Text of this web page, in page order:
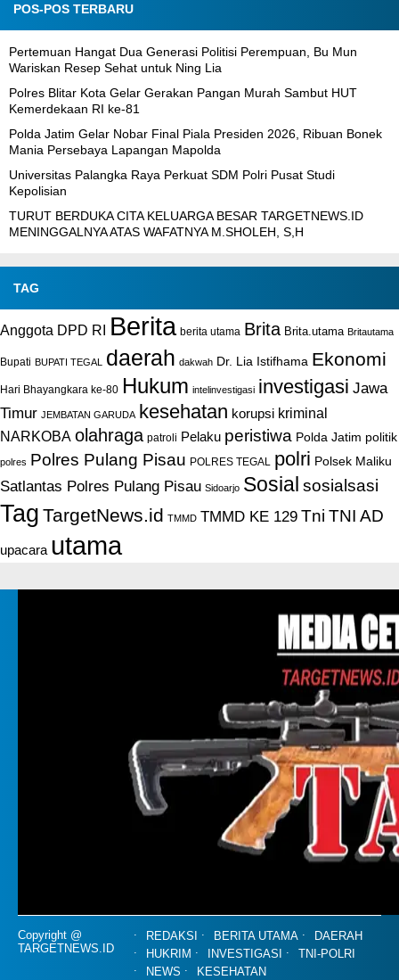
POS-POS TERBARU
Pertemuan Hangat Dua Generasi Politisi Perempuan, Bu Mun
Wariskan Resep Sehat untuk Ning Lia
Polres Blitar Kota Gelar Gerakan Pangan Murah Sambut HUT
Kemerdekaan RI ke-81
Polda Jatim Gelar Nobar Final Piala Presiden 2026, Ribuan Bonek
Mania Persebaya Lapangan Mapolda
Universitas Palangka Raya Perkuat SDM Polri Pusat Studi
Kepolisian
TURUT BERDUKA CITA KELUARGA BESAR TARGETNEWS.ID
MENINGGALNYA ATAS WAFATNYA M.SHOLEH, S,H
TAG
Anggota DPD RI Berita berita utama Brita Brita.utama Britautama
Bupati BUPATI TEGAL daerah dakwah Dr. Lia Istifhama Ekonomi
Hari Bhayangkara ke-80 Hukum intelinvestigasi investigasi Jawa
Timur JEMBATAN GARUDA kesehatan korupsi kriminal
NARKOBA olahraga patroli Pelaku peristiwa Polda Jatim politik
polres Polres Pulang Pisau POLRES TEGAL polri Polsek Maliku
Satlantas Polres Pulang Pisau Sidoarjo Sosial sosialsasi
Tag TargetNews.id TMMD TMMD KE 129 Tni TNI AD
upacara utama
Copyright @
TARGETNEWS.ID
REDAKSI BERITA UTAMA
DAERAH
HUKRIM
INVESTIGASI
TNI-POLRI
NEWS
KESEHATAN